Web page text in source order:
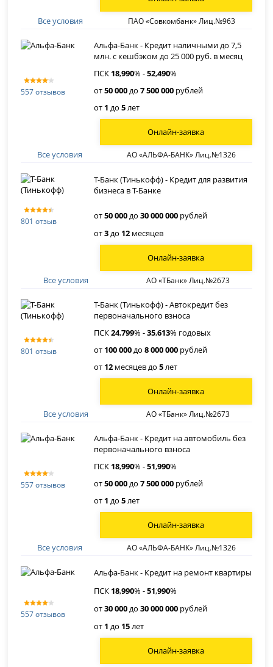
Все условия ПАО «Совкомбанк» Лиц.№963
557 отзывов
Альфа-Банк - Кредит наличными до 7,5
млн. с кешбэком до 25 000 руб. в месяц
ПСК 18,990% -52,490%
от50 000до7 500 000 рублей
от 1 до5лет
Все условия АО «АЛЬФА-БАНК» Лиц.№1326
Онлайн-заявка
801 отзыв
Т-Банк (Тинькофф) - Кредит для развития
бизнеса в Т-Банке
от50 000до30 000 000 рублей
от3 до 12 месяцев
Все условия АО «ТБанк» Лиц.№2673
Онлайн-заявка
801 отзыв
Т-Банк (Тинькофф) - Автокредит без
первоначального взноса
ПСК24,799% -35,613% годовых
от 100 000до8 000 000 рублей
от 12 месяцев до5лет
Все условия АО «ТБанк» Лиц.№2673
Онлайн-заявка
557 отзывов
Альфа-Банк - Кредит на автомобиль без
первоначального взноса
ПСК 18,990% -51,990%
от50 000до7 500 000 рублей
от 1 до5лет
Все условия АО «АЛЬФА-БАНК» Лиц.№1326
Онлайн-заявка
557 отзывов
Альфа-Банк - Кредит на ремонт квартиры
ПСК 18,990% -51,990%
от30 000до30 000 000 рублей
от 1 до 15 лет
Онлайн-заявка